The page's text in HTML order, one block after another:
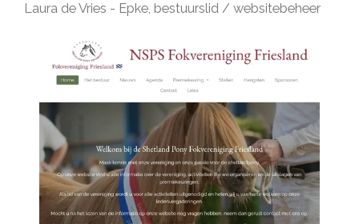
Laura de Vries - Epke, bestuurslid / websitebeheer